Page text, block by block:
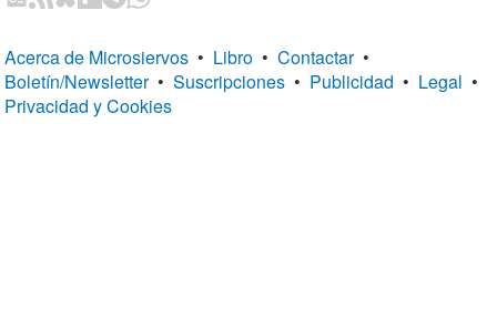
Acerca de Microsiervos • Libro • Contactar •
Boletín/Newsletter • Suscripciones • Publicidad • Legal •
Privacidad y Cookies